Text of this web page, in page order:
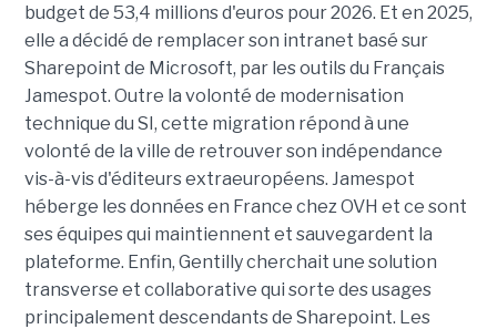
budget de 53,4 millions d'euros pour 2026. Et en 2025,
elle a décidé de remplacer son intranet basé sur
Sharepoint de Microsoft, par les outils du Français
Jamespot. Outre la volonté de modernisation
technique du SI, cette migration répond à une
volonté de la ville de retrouver son indépendance
vis-à-vis d'éditeurs extraeuropéens. Jamespot
héberge les données en France chez OVH et ce sont
ses équipes qui maintiennent et sauvegardent la
plateforme. Enfin, Gentilly cherchait une solution
transverse et collaborative qui sorte des usages
principalement descendants de Sharepoint. Les